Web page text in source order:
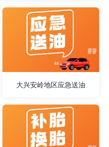
大兴安岭地区应急送油